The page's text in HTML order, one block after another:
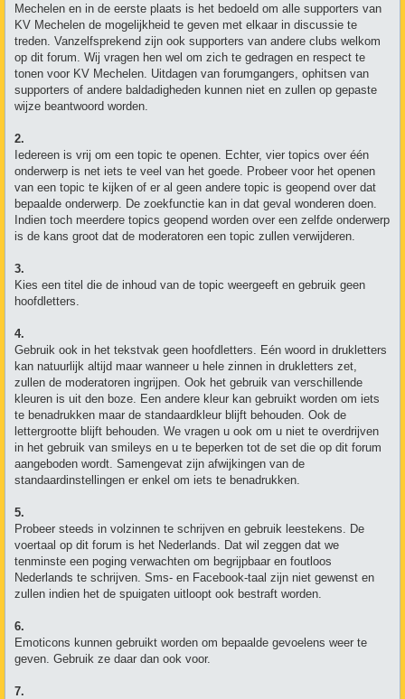
Mechelen en in de eerste plaats is het bedoeld om alle supporters van
KV Mechelen de mogelijkheid te geven met elkaar in discussie te
treden. Vanzelfsprekend zijn ook supporters van andere clubs welkom
op dit forum. Wij vragen hen wel om zich te gedragen en respect te
tonen voor KV Mechelen. Uitdagen van forumgangers, ophitsen van
supporters of andere baldadigheden kunnen niet en zullen op gepaste
wijze beantwoord worden.
2.
Iedereen is vrij om een topic te openen. Echter, vier topics over één
onderwerp is net iets te veel van het goede. Probeer voor het openen
van een topic te kijken of er al geen andere topic is geopend over dat
bepaalde onderwerp. De zoekfunctie kan in dat geval wonderen doen.
Indien toch meerdere topics geopend worden over een zelfde onderwerp
is de kans groot dat de moderatoren een topic zullen verwijderen.
3.
Kies een titel die de inhoud van de topic weergeeft en gebruik geen
hoofdletters.
4.
Gebruik ook in het tekstvak geen hoofdletters. Eén woord in drukletters
kan natuurlijk altijd maar wanneer u hele zinnen in drukletters zet,
zullen de moderatoren ingrijpen. Ook het gebruik van verschillende
kleuren is uit den boze. Een andere kleur kan gebruikt worden om iets
te benadrukken maar de standaardkleur blijft behouden. Ook de
lettergrootte blijft behouden. We vragen u ook om u niet te overdrijven
in het gebruik van smileys en u te beperken tot de set die op dit forum
aangeboden wordt. Samengevat zijn afwijkingen van de
standaardinstellingen er enkel om iets te benadrukken.
5.
Probeer steeds in volzinnen te schrijven en gebruik leestekens. De
voertaal op dit forum is het Nederlands. Dat wil zeggen dat we
tenminste een poging verwachten om begrijpbaar en foutloos
Nederlands te schrijven. Sms- en Facebook-taal zijn niet gewenst en
zullen indien het de spuigaten uitloopt ook bestraft worden.
6.
Emoticons kunnen gebruikt worden om bepaalde gevoelens weer te
geven. Gebruik ze daar dan ook voor.
7.